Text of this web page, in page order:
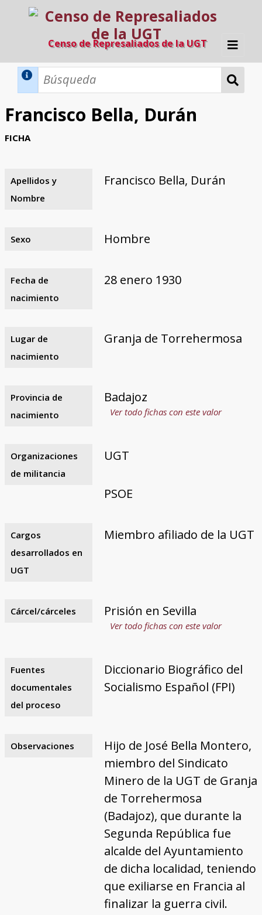
Censo de Represaliados de la UGT
Inicio
Búsqueda Dinámica
Búsqueda Avanzada
Razones y objetivos
El equipo
Colaboradores
Fuentes documentales
Francisco Bella, Durán
FICHA
Apellidos y
Nombre
Francisco Bella, Durán
Sexo Hombre
Fecha de
nacimiento
28 enero 1930
Lugar de
nacimiento
Granja de Torrehermosa
Provincia de
nacimiento
Badajoz
Ver todo fichas con este valor
Organizaciones
de militancia
UGT
PSOE
Cargos
desarrollados en
UGT
Miembro afiliado de la UGT
Cárcel/cárceles Prisión en Sevilla
Ver todo fichas con este valor
Fuentes
documentales
del proceso
Diccionario Biográfico del
Socialismo Español (FPI)
Observaciones
Hijo de José Bella Montero,
miembro del Sindicato
Minero de la UGT de Granja
de Torrehermosa
(Badajoz), que durante la
Segunda República fue
alcalde del Ayuntamiento
de dicha localidad, teniendo
que exiliarse en Francia al
finalizar la guerra civil.